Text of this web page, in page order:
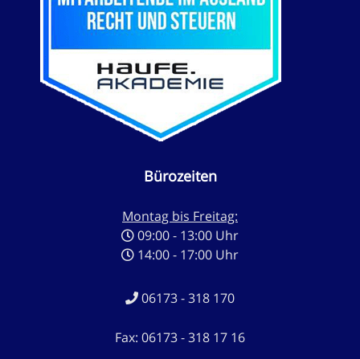
Bürozeiten
Montag bis Freitag:
09:00 - 13:00 Uhr
14:00 - 17:00 Uhr
06173 - 318 170
Fax: 06173 - 318 17 16